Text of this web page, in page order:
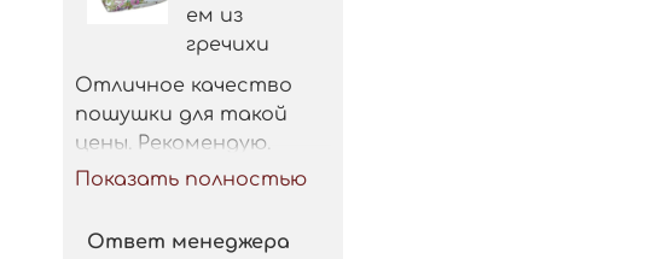
ем из
гречихи
Отличное качество
пошушки для такой
цены. Рекомендую.
Показать полностью
Ответ менеджера